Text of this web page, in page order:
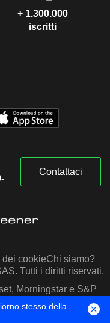
+ 1.300.000
iscritti
Contattaci
dei cookieChi siamo?
Tutti i diritti riservati.
Morningstar e S&P
stesso della